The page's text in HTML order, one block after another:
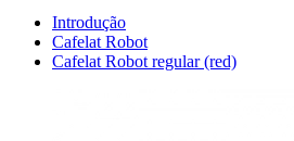
Introdução
Cafelat Robot
Cafelat Robot regular (red)